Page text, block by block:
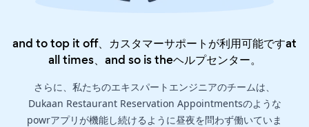
and to top it off、カスタマーサポートが利用可能ですat
all times、and so is theヘルプセンター。
さらに、私たちのエキスパートエンジニアのチームは、
Dukaan Restaurant Reservation Appointmentsのような
powrアプリが機能し続けるように昼夜を問わず働いていま